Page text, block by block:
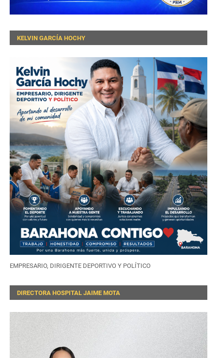
KELVIN GARCÍA HOCHY
EMPRESARIO, DIRIGENTE DEPORTIVO Y POLÍTICO
DIRECTORA HOSPITAL JAIME MOTA